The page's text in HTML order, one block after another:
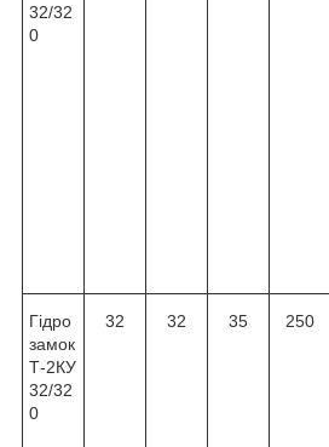
32/32
0
Гідро
замок
Т-2КУ
32/32
0
32 32 35 250